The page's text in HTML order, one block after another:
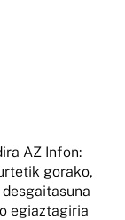
AZ Infon:
gorako,
egiaztagiria